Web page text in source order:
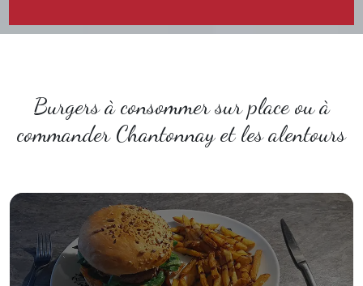
Burgers à consommer sur place ou à
commander Chantonnay et les alentours